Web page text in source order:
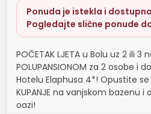
Ponuda je istekla i
Pogledajte slične ponude
POČETAK LJETA u Bolu uz 2 ili 3
POLUPANSIONOM za 2 osobe i
Hotelu Elaphusa 4*! Opustite
KUPANJE na vanjskom bazenu
oazi!